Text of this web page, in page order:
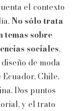
el contexto
No sólo trata
temas sobre
sociales.
de moda
Chile,
Dos puntos
y el trato